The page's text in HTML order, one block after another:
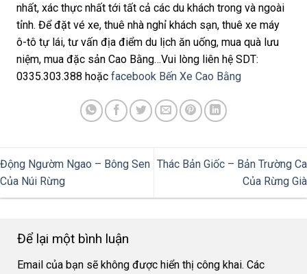
nhất, xác thực nhất tới tất cả các du khách trong và ngoài
tỉnh. Để đặt vé xe, thuê nhà nghỉ khách sạn, thuê xe máy
ô-tô tự lái, tư vấn địa điểm du lịch ăn uống, mua quà lưu
niệm, mua đặc sản Cao Bằng…Vui lòng liên hệ SDT:
0335.303.388 hoặc facebook Bến Xe Cao Bằng
Động Ngườm Ngao – Bông Sen
Của Núi Rừng
Thác Bản Giốc – Bản Trường Ca
Của Rừng Già
Để lại một bình luận
Email của bạn sẽ không được hiển thị công khai. Các